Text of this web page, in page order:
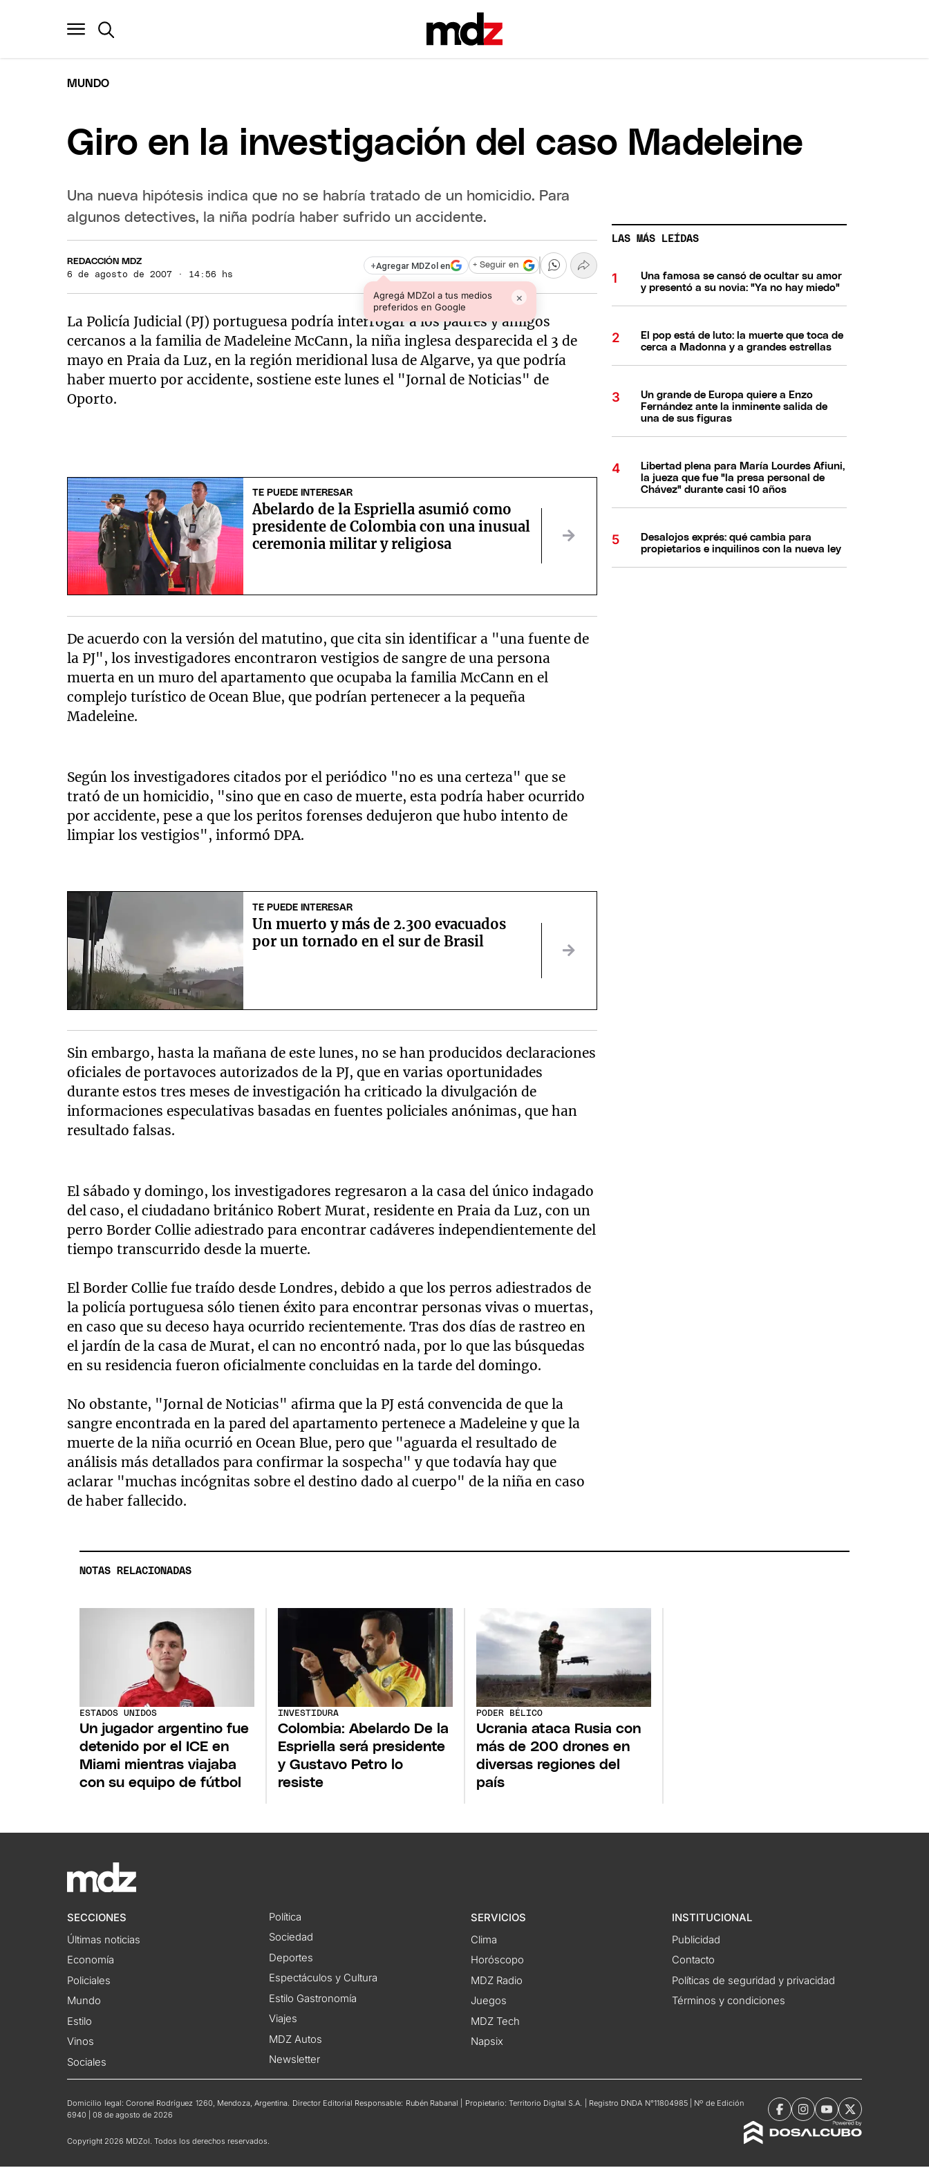
MUNDO
Giro en la investigación del caso Madeleine
Una nueva hipótesis indica que no se habría tratado de un homicidio. Para
algunos detectives, la niña podría haber sufrido un accidente.
REDACCIÓN MDZ
6 de agosto de 2007 · 14:56 hs
+Agregar MDZol en
Agregá MDZol a tus medios
preferidos en Google
×
+ Seguir en
La Policía Judicial (PJ) portuguesa podría interrogar a los padres y amigos
cercanos a la familia de Madeleine McCann, la niña inglesa desparecida el 3 de
mayo en Praia da Luz, en la región meridional lusa de Algarve, ya que podría
haber muerto por accidente, sostiene este lunes el "Jornal de Noticias" de
Oporto.
TE PUEDE INTERESAR
Abelardo de la Espriella asumió como
presidente de Colombia con una inusual
ceremonia militar y religiosa
De acuerdo con la versión del matutino, que cita sin identificar a "una fuente de
la PJ", los investigadores encontraron vestigios de sangre de una persona
muerta en un muro del apartamento que ocupaba la familia McCann en el
complejo turístico de Ocean Blue, que podrían pertenecer a la pequeña
Madeleine.
Según los investigadores citados por el periódico "no es una certeza" que se
trató de un homicidio, "sino que en caso de muerte, esta podría haber ocurrido
por accidente, pese a que los peritos forenses dedujeron que hubo intento de
limpiar los vestigios", informó DPA.
TE PUEDE INTERESAR
Un muerto y más de 2.300 evacuados
por un tornado en el sur de Brasil
Sin embargo, hasta la mañana de este lunes, no se han producidos declaraciones
oficiales de portavoces autorizados de la PJ, que en varias oportunidades
durante estos tres meses de investigación ha criticado la divulgación de
informaciones especulativas basadas en fuentes policiales anónimas, que han
resultado falsas.
El sábado y domingo, los investigadores regresaron a la casa del único indagado
del caso, el ciudadano británico Robert Murat, residente en Praia da Luz, con un
perro Border Collie adiestrado para encontrar cadáveres independientemente del
tiempo transcurrido desde la muerte.
El Border Collie fue traído desde Londres, debido a que los perros adiestrados de
la policía portuguesa sólo tienen éxito para encontrar personas vivas o muertas,
en caso que su deceso haya ocurrido recientemente. Tras dos días de rastreo en
el jardín de la casa de Murat, el can no encontró nada, por lo que las búsquedas
en su residencia fueron oficialmente concluidas en la tarde del domingo.
No obstante, "Jornal de Noticias" afirma que la PJ está convencida de que la
sangre encontrada en la pared del apartamento pertenece a Madeleine y que la
muerte de la niña ocurrió en Ocean Blue, pero que "aguarda el resultado de
análisis más detallados para confirmar la sospecha" y que todavía hay que
aclarar "muchas incógnitas sobre el destino dado al cuerpo" de la niña en caso
de haber fallecido.
LAS MÁS LEÍDAS
Una famosa se cansó de ocultar su amor
y presentó a su novia: "Ya no hay miedo"
El pop está de luto: la muerte que toca de
cerca a Madonna y a grandes estrellas
Un grande de Europa quiere a Enzo
Fernández ante la inminente salida de
una de sus figuras
Libertad plena para María Lourdes Afiuni,
la jueza que fue "la presa personal de
Chávez" durante casi 10 años
Desalojos exprés: qué cambia para
propietarios e inquilinos con la nueva ley
NOTAS RELACIONADAS
ESTADOS UNIDOS
Un jugador argentino fue
detenido por el ICE en
Miami mientras viajaba
con su equipo de fútbol
INVESTIDURA
Colombia: Abelardo De la
Espriella será presidente
y Gustavo Petro lo
resiste
PODER BÉLICO
Ucrania ataca Rusia con
más de 200 drones en
diversas regiones del
país
SECCIONES
Últimas noticias
Economía
Policiales
Mundo
Estilo
Vinos
Sociales
Política
Sociedad
Deportes
Espectáculos y Cultura
Estilo Gastronomía
Viajes
MDZ Autos
Newsletter
SERVICIOS
Clima
Horóscopo
MDZ Radio
Juegos
MDZ Tech
Napsix
INSTITUCIONAL
Publicidad
Contacto
Políticas de seguridad y privacidad
Términos y condiciones
Domicilio legal: Coronel Rodríguez 1260, Mendoza, Argentina. Director Editorial Responsable: Rubén Rabanal | Propietario: Territorio Digital S.A. | Registro DNDA N°11804985 | Nº de Edición
6940 | 08 de agosto de 2026
Copyright 2026 MDZol. Todos los derechos reservados.